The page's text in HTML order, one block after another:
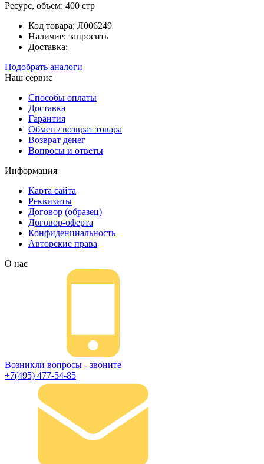
Ресурс, объем: 400 стр
Код товара: Л006249
Наличие: запросить
Доставка:
Подобрать аналоги
Наш сервис
Способы оплаты
Доставка
Гарантия
Обмен / возврат товара
Возврат денег
Вопросы и ответы
Информация
Карта сайта
Реквизиты
Договор (образец)
Договор-оферта
Конфиденциальность
Авторские права
О нас
Возникли вопросы - звоните
+7(495) 477-54-85